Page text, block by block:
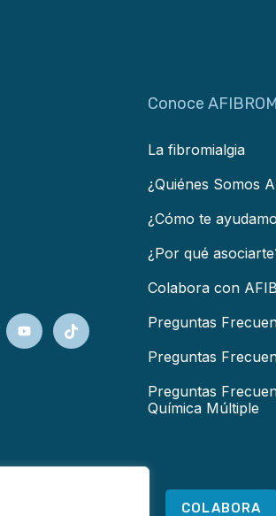
Conoce
La fibromialgia
¿Quiénes Somos
¿Cómo te
¿Por qué
Colabora con
Preguntas
Preguntas
Preguntas
Química Múltiple
COLABORA